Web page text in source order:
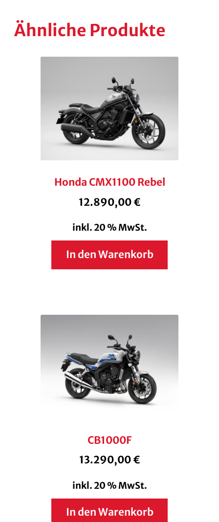
Ähnliche Produkte
Honda CMX1100 Rebel
12.890,00€
inkl. 20 % MwSt.
In den Warenkorb
CB1000F
13.290,00€
inkl. 20 % MwSt.
In den Warenkorb